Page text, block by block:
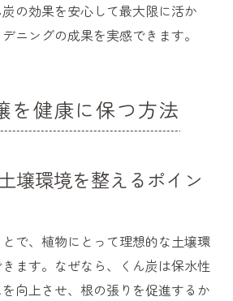
の効果を安心して最大限に活か
ニングの成果を実感できます。
を健康に保つ方法
壌環境を整えるポイン
で、植物にとって理想的な土壌環
ます。なぜなら、くん炭は保水性
向上させ、根の張りを促進するか